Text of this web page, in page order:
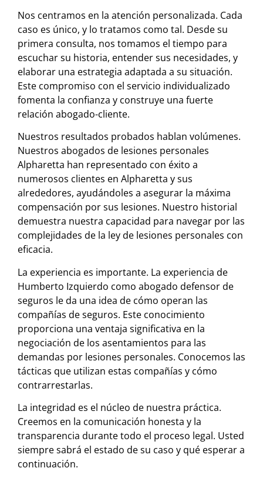
Nos centramos en la atención personalizada. Cada
caso es único, y lo tratamos como tal. Desde su
primera consulta, nos tomamos el tiempo para
escuchar su historia, entender sus necesidades, y
elaborar una estrategia adaptada a su situación.
Este compromiso con el servicio individualizado
fomenta la confianza y construye una fuerte
relación abogado-cliente.
Nuestros resultados probados hablan volúmenes.
Nuestros abogados de lesiones personales
Alpharetta han representado con éxito a
numerosos clientes en Alpharetta y sus
alrededores, ayudándoles a asegurar la máxima
compensación por sus lesiones. Nuestro historial
demuestra nuestra capacidad para navegar por las
complejidades de la ley de lesiones personales con
eficacia.
La experiencia es importante. La experiencia de
Humberto Izquierdo como abogado defensor de
seguros le da una idea de cómo operan las
compañías de seguros. Este conocimiento
proporciona una ventaja significativa en la
negociación de los asentamientos para las
demandas por lesiones personales. Conocemos las
tácticas que utilizan estas compañías y cómo
contrarrestarlas.
La integridad es el núcleo de nuestra práctica.
Creemos en la comunicación honesta y la
transparencia durante todo el proceso legal. Usted
siempre sabrá el estado de su caso y qué esperar a
continuación.